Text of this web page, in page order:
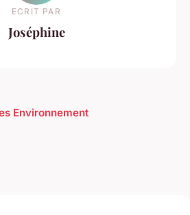
ECRIT PAR
Joséphine
Environnement